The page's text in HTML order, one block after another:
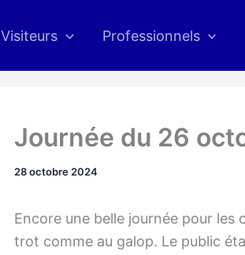
Visiteurs Professionnels
Journée du 26
28 octobre 2024
Encore une belle journée pour
trot comme au galop. Le public